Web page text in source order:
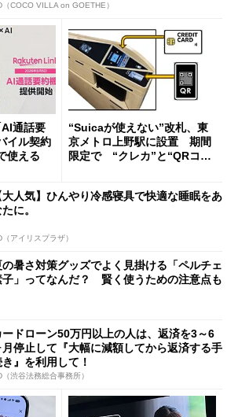
（COCO VILLA on GOETHE）
通話要
イル契約
使える
“Suicaが使えない”改札、東
京メトロ上野駅に設置 期間
限定で “クレカ”と“QRコー
大人気】ひんやり冷感寝具で快適な睡眠をあ
に。
（アイリスプラザ）
の暑さ対策グッズでよく見掛ける「ペルチェ
子」ってなんだ？ 賢く使うための注意点も
ードローン50万円以上の人は、返済を3～6
月停止して『大幅に減額してから返済する手
』を利用して！
（渋谷法務総合事務所）